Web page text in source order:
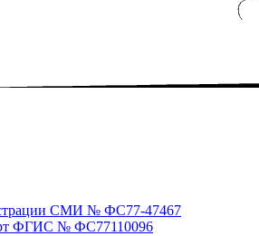
СМИ № ФС77-47467
ФГИС № ФС77110096